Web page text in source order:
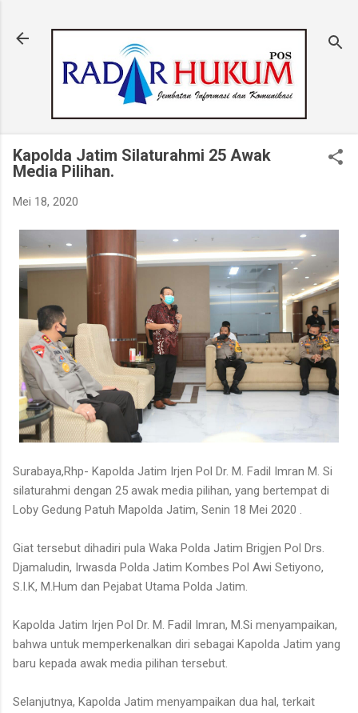
Kapolda Jatim Silaturahmi 25 Awak
Media Pilihan.
Mei 18, 2020
Surabaya,Rhp- Kapolda Jatim Irjen Pol Dr. M. Fadil Imran M. Si
silaturahmi dengan 25 awak media pilihan, yang bertempat di
Loby Gedung Patuh Mapolda Jatim, Senin 18 Mei 2020 .
Giat tersebut dihadiri pula Waka Polda Jatim Brigjen Pol Drs.
Djamaludin, Irwasda Polda Jatim Kombes Pol Awi Setiyono,
S.I.K, M.Hum dan Pejabat Utama Polda Jatim.
Kapolda Jatim Irjen Pol Dr. M. Fadil Imran, M.Si menyampaikan,
bahwa untuk memperkenalkan diri sebagai Kapolda Jatim yang
baru kepada awak media pilihan tersebut.
Selanjutnya, Kapolda Jatim menyampaikan dua hal, terkait